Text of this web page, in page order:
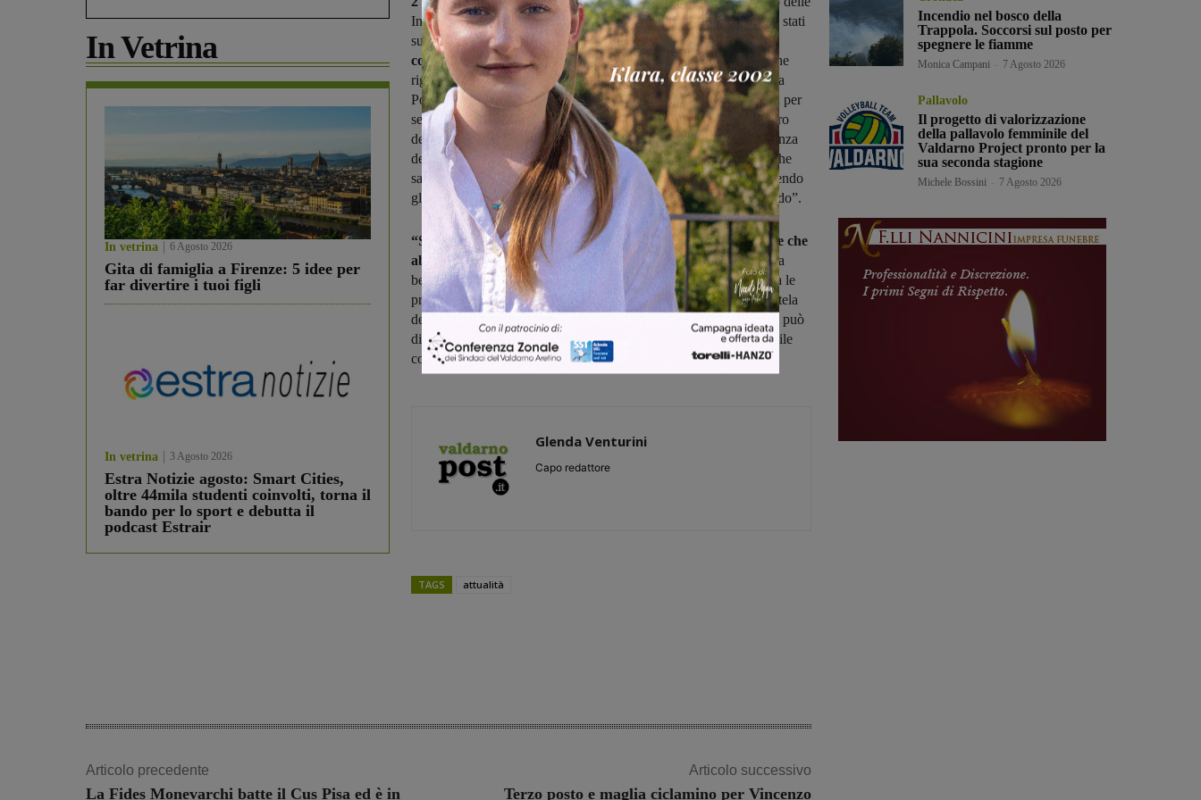
In Vetrina
In vetrina 6 Agosto 2026
Gita di famiglia a Firenze: 5 idee per
far divertire i tuoi figli
In vetrina 3 Agosto 2026
Estra Notizie agosto: Smart Cities,
oltre 44mila studenti coinvolti, torna il
bando per lo sport e debutta il
podcast Estrair
Infrastrutture e dalla Regione, mentre i restanti 500mila euro sono stati
suddivisi tra i Comuni del Valdarno, per i qualiMontevarchi ha
contribuito per 227mila euro. “Il tracciato del lotto dei lavori, che
riguarda in particolare il nostro territorio comunale – spiega ancora
Posfortunato – parte dall’area di fronte all’Ospedale della Gruccia per
seguire l’argine leopoldino fino al nuovo attraversamento del Borro
dello Spedaluzzo, sottopassando il Ponte Mocarini in corrispondenza
dell’esistente fornice, per dirigersi verso la successiva passarella che
sarà realizzata sul Borro del Giglio fino a collegarsi, sempre seguendo
gli argini dell’Arno, con le rampe ciclopedonali del Ponte Leonardo”.
“Sicuramente – conclude l’assessore – un progetto importante che
abbiamo condivisoperché permette di conoscere e di riscoprire la
bellezza del territorio, tra paesaggio e storia, senza perdere di vista le
priorità per il futuro che il pianeta chiede ormai da tanti anni, la tutela
dell’ambiente e della salute attraverso una mobilità alternativa che può
diventare anche un’opportunità di sviluppo per il turismo sostenibile
con la bicicletta”.
Glenda Venturini
Capo redattore
TAGS attualità
Articolo precedente
La Fides Monevarchi batte il Cus Pisa ed è in
Articolo successivo
Terzo posto e maglia ciclamino per Vincenzo
Incendio nel bosco della
Trappola. Soccorsi sul posto per
spegnere le fiamme
Monica Campani 7 Agosto 2026
Pallavolo
Il progetto di valorizzazione
della pallavolo femminile del
Valdarno Project pronto per la
sua seconda stagione
Michele Bossini 7 Agosto 2026